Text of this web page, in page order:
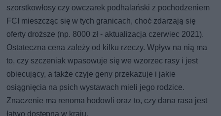
szorstkowłosy czy owczarek podhalański z pochodzeniem
FCI mieszcząc się w tych granicach, choć zdarzają się
oferty droższe (np. 8000 zł - aktualizacja czerwiec 2021).
Ostateczna cena zależy od kilku rzeczy. Wpływ na nią ma
to, czy szczeniak wpasowuje się we wzorzec rasy i jest
obiecujący, a także czyje geny przekazuje i jakie
osiągnięcia na psich wystawach mieli jego rodzice.
Znaczenie ma renoma hodowli oraz to, czy dana rasa jest
łatwo dostępna w kraju.